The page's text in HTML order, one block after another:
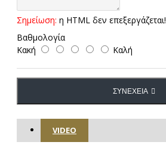
Σημείωση: η HTML δεν επεξεργάζεται!
Βαθμολογία
Κακή
Καλή
ΣΥΝΈΧΕΙΑ
VIDEO